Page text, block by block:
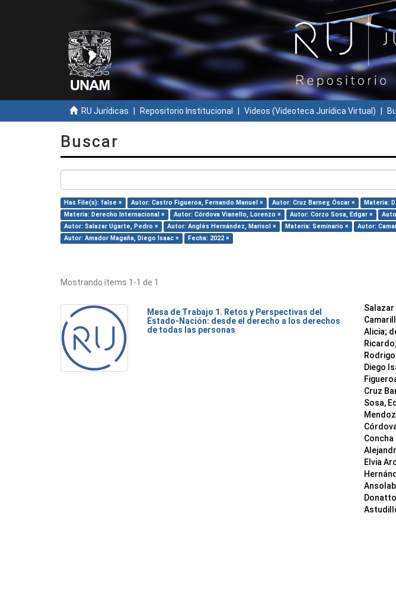
RU Jurídicas Repositorio Institucional Videos (Videoteca Jurídica Virtual)
Buscar
Has File(s): false × Autor: Castro Figueroa, Fernando Manuel × Autor: Cruz Barney, Óscar ×
Materia:
Materia: Derecho Internacional ×
Autor: Córdova Vianello, Lorenzo × Autor: Corzo Sosa, Edgar ×
Autor: Salazar Ugarte, Pedro ×
Autor: Anglés Hernández, Marisol × Materia: Seminario ×
Autor:
Autor: Amador Magaña, Diego Isaac ×
Fecha: 2022 ×
Mostrando ítems 1-1 de 1
Mesa de Trabajo 1. Retos y Perspectivas del
Estado-Nación: desde el derecho a los derechos
de todas las personas
Salazar
Alicia;
Ricardo;
Rodrigo
Diego
Cruz
Sosa,
Concha
Elvia